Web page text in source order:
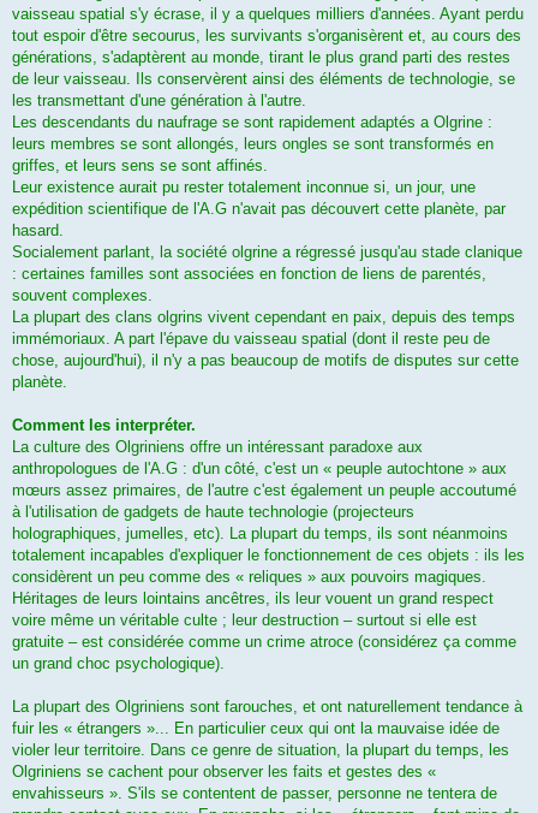
vaisseau spatial s'y écrase, il y a quelques milliers d'années. Ayant perdu
tout espoir d'être secourus, les survivants s'organisèrent et, au cours des
générations, s'adaptèrent au monde, tirant le plus grand parti des restes
de leur vaisseau. Ils conservèrent ainsi des éléments de technologie, se
les transmettant d'une génération à l'autre.
Les descendants du naufrage se sont rapidement adaptés a Olgrine :
leurs membres se sont allongés, leurs ongles se sont transformés en
griffes, et leurs sens se sont affinés.
Leur existence aurait pu rester totalement inconnue si, un jour, une
expédition scientifique de l'A.G n'avait pas découvert cette planète, par
hasard.
Socialement parlant, la société olgrine a régressé jusqu'au stade clanique
: certaines familles sont associées en fonction de liens de parentés,
souvent complexes.
La plupart des clans olgrins vivent cependant en paix, depuis des temps
immémoriaux. A part l'épave du vaisseau spatial (dont il reste peu de
chose, aujourd'hui), il n'y a pas beaucoup de motifs de disputes sur cette
planète.
Comment les interpréter.
La culture des Olgriniens offre un intéressant paradoxe aux
anthropologues de l'A.G : d'un côté, c'est un « peuple autochtone » aux
mœurs assez primaires, de l'autre c'est également un peuple accoutumé
à l'utilisation de gadgets de haute technologie (projecteurs
holographiques, jumelles, etc). La plupart du temps, ils sont néanmoins
totalement incapables d'expliquer le fonctionnement de ces objets : ils les
considèrent un peu comme des « reliques » aux pouvoirs magiques.
Héritages de leurs lointains ancêtres, ils leur vouent un grand respect
voire même un véritable culte ; leur destruction – surtout si elle est
gratuite – est considérée comme un crime atroce (considérez ça comme
un grand choc psychologique).
La plupart des Olgriniens sont farouches, et ont naturellement tendance à
fuir les « étrangers »... En particulier ceux qui ont la mauvaise idée de
violer leur territoire. Dans ce genre de situation, la plupart du temps, les
Olgriniens se cachent pour observer les faits et gestes des «
envahisseurs ». S'ils se contentent de passer, personne ne tentera de